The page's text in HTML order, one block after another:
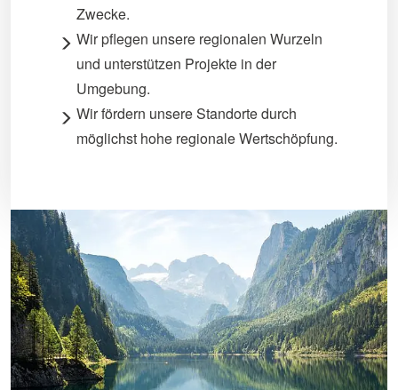
Zwecke.
Wir pflegen unsere regionalen Wurzeln
und unterstützen Projekte in der
Umgebung.
Wir fördern unsere Standorte durch
möglichst hohe regionale Wertschöpfung.